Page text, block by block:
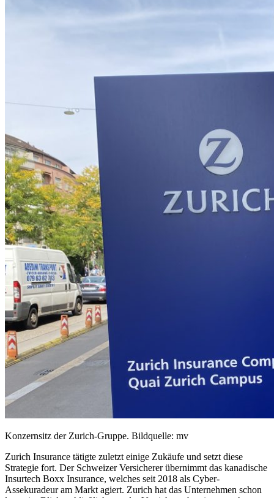
Konzernsitz der Zurich-Gruppe. Bildquelle: mv
Zurich Insurance tätigte zuletzt einige Zukäufe und setzt diese
Strategie fort. Der Schweizer Versicherer übernimmt das kanadische
Insurtech Boxx Insurance, welches seit 2018 als Cyber-
Assekuradeur am Markt agiert. Zurich hat das Unternehmen schon